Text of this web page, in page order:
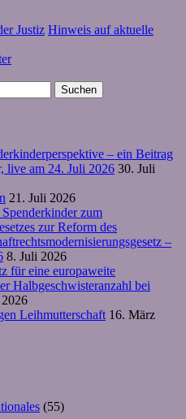
Justiz Hinweis auf aktuelle
– ein Beitrag
live am 24. Juli 2026 30. Juli
21. Juli 2026
zum
zur Reform des
–
8. Juli 2026
für eine europaweite
Halbgeschwisteranzahl bei
Leihmutterschaft 16. März
(55)